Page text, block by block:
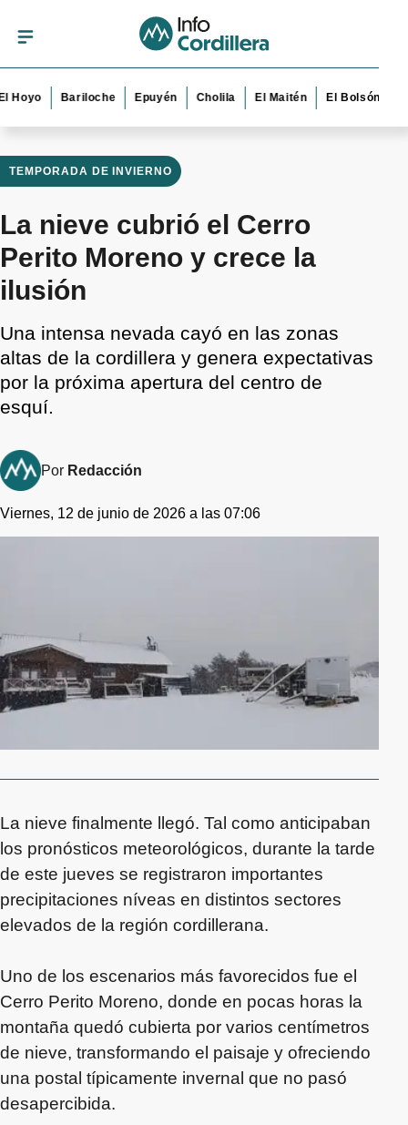
Bariloche Epuyén Cholila El Maitén El Bolsón Esquel
TEMPORADA DE INVIERNO
La nieve cubrió el Cerro
Perito Moreno y crece la
ilusión
Una intensa nevada cayó en las zonas
altas de la cordillera y genera expectativas
por la próxima apertura del centro de
esquí.
Por Redacción
Viernes, 12 de junio de 2026 a las 07:06
La nieve finalmente llegó. Tal como anticipaban
los pronósticos meteorológicos, durante la tarde
de este jueves se registraron importantes
precipitaciones níveas en distintos sectores
elevados de la región cordillerana.
Uno de los escenarios más favorecidos fue el
Cerro Perito Moreno, donde en pocas horas la
montaña quedó cubierta por varios centímetros
de nieve, transformando el paisaje y ofreciendo
una postal típicamente invernal que no pasó
desapercibida.